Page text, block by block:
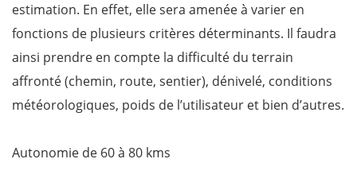
estimation. En effet, elle sera amenée à varier en
fonctions de plusieurs critères déterminants. Il faudra
ainsi prendre en compte la difficulté du terrain
affronté (chemin, route, sentier), dénivelé, conditions
météorologiques, poids de l’utilisateur et bien d’autres.
Autonomie de 60 à 80 kms